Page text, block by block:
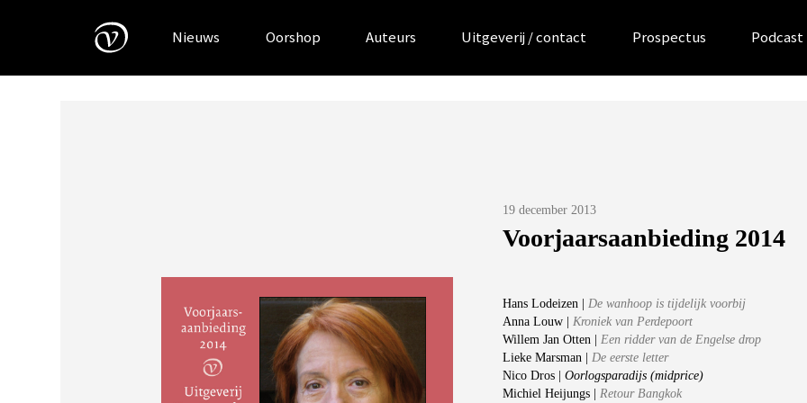
Nieuws Oorshop Auteurs Uitgeverij / contact Prospectus Podcast
Posted
on
19 december 2013
Voorjaarsaanbieding 2014
Hans Lodeizen | De wanhoop is tijdelijk voorbij
Anna Louw | Kroniek van Perdepoort
Willem Jan Otten | Een ridder van de Engelse drop
Lieke Marsman | De eerste letter
Nico Dros | Oorlogsparadijs (midprice)
Michiel Heijungs | Retour Bangkok